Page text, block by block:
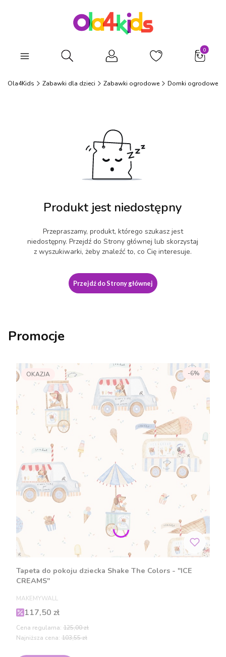
Otwórz wyszukiwarkę
Ola4Kids Zabawki dla dzieci Zabawki ogrodowe Domki ogrodowe
Produkt jest niedostępny
Przepraszamy, produkt, którego szukasz jest
niedostępny. Przejdź do Strony głównej lub skorzystaj
z wyszukiwarki, żeby znaleźć to, co Cię interesuje.
Przejdź do Strony głównej
Promocje
OKAZJA
Tapeta do pokoju dziecka Shake The Colors - "ICE
CREAMS"
PRODUCENT
MAKEMYWALL
Cena promocyjna
117,50 zł
Cena regularna: 125,00 zł
-6%
Najniższa cena: 103,55 zł